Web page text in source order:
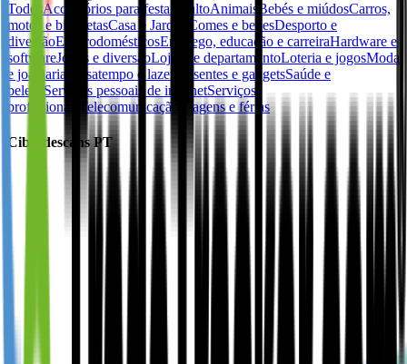
TodosAccessórios para festa AdultoAnimais Bebés e miúdosCarros,
motos e bicicletasCasa e Jardim Comes e bebesDesporto e
diversãoElectrodomésticosEmprego, educação e carreiraHardware e
softwareJogos e diversãoLojas de departamentoLoteria e jogosModa
e joalharia
Passatempo e lazer Presentes e gadgetsSaúde e
beleza Serviços pessoais de internetServiços
profissionais
Telecomunicação Viagens e férias
Ciberdescans PT